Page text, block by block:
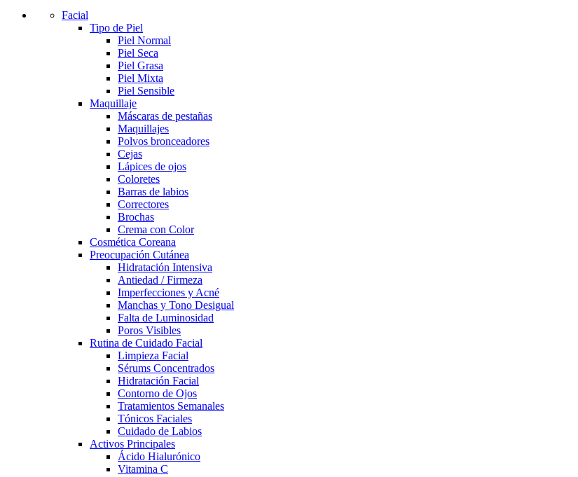
Facial
Tipo de Piel
Piel Normal
Piel Seca
Piel Grasa
Piel Mixta
Piel Sensible
Maquillaje
Máscaras de pestañas
Maquillajes
Polvos bronceadores
Cejas
Lápices de ojos
Coloretes
Barras de labios
Correctores
Brochas
Crema con Color
Cosmética Coreana
Preocupación Cutánea
Hidratación Intensiva
Antiedad / Firmeza
Imperfecciones y Acné
Manchas y Tono Desigual
Falta de Luminosidad
Poros Visibles
Rutina de Cuidado Facial
Limpieza Facial
Sérums Concentrados
Hidratación Facial
Contorno de Ojos
Tratamientos Semanales
Tónicos Faciales
Cuidado de Labios
Activos Principales
Ácido Hialurónico
Vitamina C